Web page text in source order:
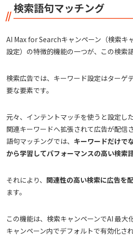
検索語句マッチング
AI Max for Searchキャンペーン（検索キ
設定）の特徴的機能の一つが、この検索
検索広告では、キーワード設定はターゲ
要な要素です。
元々、インテントマッチを使うと設定し
関連キーワードへ拡張されて広告が配信
語句マッチングでは、 キーワードだけで
から学習してパフォーマンスの高い検索
それにより、 関連性の高い検索に広告を
ます。
この機能は、検索キャンペーンでAI 最大
キャンペーン内でデフォルトで有効化さ